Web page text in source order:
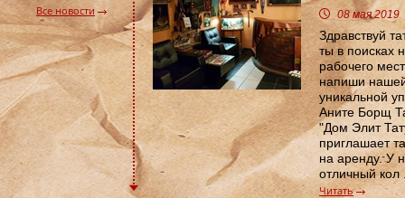
Все новости 08 мая 2019
Здравствуй
ты в поисках
рабочего
напиши
уникальной
Аните Борщ
"Дом Элит
приглашает
на аренду. У
отличный кол
Читать